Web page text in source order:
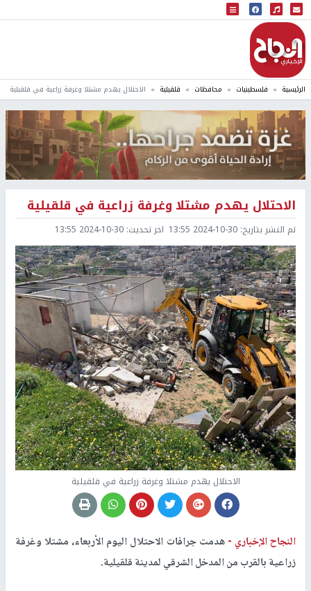
البث المباشر
إذاعة النجاح
الرئيسية فلسطينيات محافظات قلقيلية الاحتلال يهدم مشتلا وغرفة زراعية في قلقيلية
الاحتلال يهدم مشتلا وغرفة زراعية في قلقيلية
تم النشر بتاريخ: 2024-10-30 13:55 اخر تحديث: 2024-10-30 13:55
الاحتلال يهدم مشتلا وغرفة زراعية في قلقيلية
النجاح الإخباري -هدمت جرافات الاحتلال اليوم الأربعاء، مشتلا وغرفة
زراعية بالقرب من المدخل الشرقي لمدينة قلقيلية.